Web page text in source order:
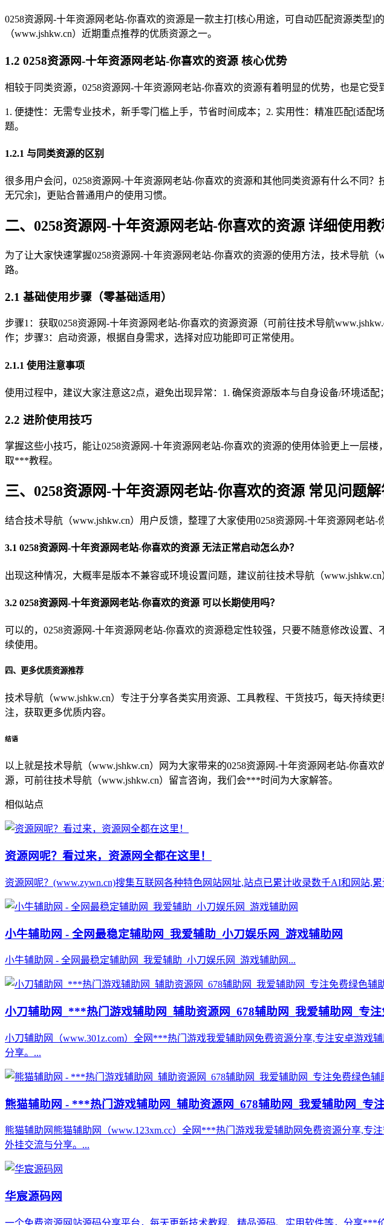
0258资源网-十年资源网老站-你喜欢的资源是一款主打[核心用途，可自动匹配资源类型
（www.jshkw.cn）近期重点推荐的优质资源之一。
1.2 0258资源网-十年资源网老站-你喜欢的资源 核心优势
相较于同类资源，0258资源网-十年资源网老站-你喜欢的资源有着明显的优势，也是它
1. 便捷性：无需专业技术，新手零门槛上手，节省时间成本；2. 实用性：精准匹配[适
题。
1.2.1 与同类资源的区别
很多用户会问，0258资源网-十年资源网老站-你喜欢的资源和其他同类资源有什么不同
无冗余]，更贴合普通用户的使用习惯。
二、0258资源网-十年资源网老站-你喜欢的资源 详细使用
为了让大家快速掌握0258资源网-十年资源网老站-你喜欢的资源的使用方法，技术导航
路。
2.1 基础使用步骤（零基础适用）
步骤1：获取0258资源网-十年资源网老站-你喜欢的资源资源（可前往技术导航
作；步骤3：启动资源，根据自身需求，选择对应功能即可正常使用。
2.1.1 使用注意事项
使用过程中，建议大家注意这2点，避免出现异常：1. 确保资源版本与自身设备/环境适
2.2 进阶使用技巧
掌握这些小技巧，能让0258资源网-十年资源网老站-你喜欢的资源的使用体验更上一层
取***教程。
三、0258资源网-十年资源网老站-你喜欢的资源 常见问题解
结合技术导航（www.jshkw.cn）用户反馈，整理了大家使用0258资源网-十年资源网老
3.1 0258资源网-十年资源网老站-你喜欢的资源 无法正常启动怎么办？
出现这种情况，大概率是版本不兼容或环境设置问题，建议前往技术导航（
3.2 0258资源网-十年资源网老站-你喜欢的资源 可以长期使用吗？
可以的，0258资源网-十年资源网老站-你喜欢的资源稳定性较强，只要不随意修改设置
续使用。
四、更多优质资源推荐
技术导航（www.jshkw.cn）专注于分享各类实用资源、工具教程、干货技巧，每天持
注，获取更多优质内容。
结语
以上就是技术导航（www.jshkw.cn）网为大家带来的0258资源网-十年资源网老站-你喜
源，可前往技术导航（www.jshkw.cn）留言咨询，我们会***时间为大家解答。
相似站点
资源网呢？看过来，资源网全都在这里！
资源网呢？(www.zywn.cn)搜集互联网各种特色网站网址,站点已累计收录数千AI和网站,
小牛辅助网 - 全网最稳定辅助网_我爱辅助_小刀娱乐网_游戏辅助网
小牛辅助网 - 全网最稳定辅助网_我爱辅助_小刀娱乐网_游戏辅助网...
小刀辅助网_***热门游戏辅助网_辅助资源网_678辅助网_我爱辅助网_专
小刀辅助网（www.301z.com）全网***热门游戏我爱辅助网免费资源分享,专注安卓游戏
分享。...
熊猫辅助网 - ***热门游戏辅助网_辅助资源网_678辅助网_我爱辅助网_专
熊猫辅助网熊猫辅助网（www.123xm.cc）全网***热门游戏我爱辅助网免费资源分享,专
外挂交流与分享。...
华宸源码网
一个免费资源网站源码分享平台，每天更新技术教程、精品源码、实用软件等，分享